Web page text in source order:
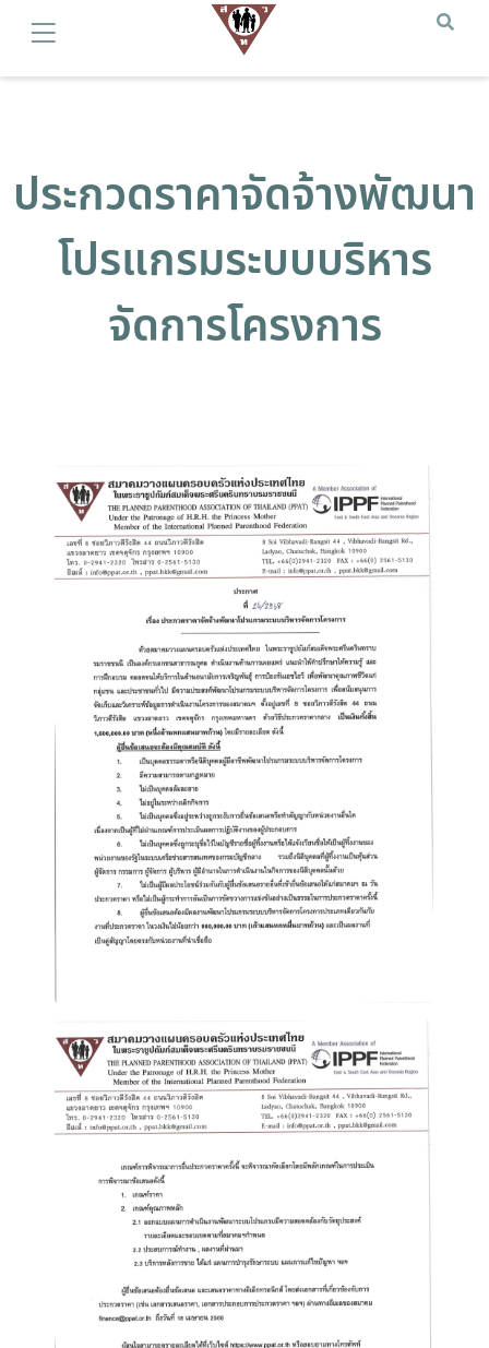
ประกวดราคาจัดจ้างพัฒนา
โปรแกรมระบบบริหาร
จัดการโครงการ